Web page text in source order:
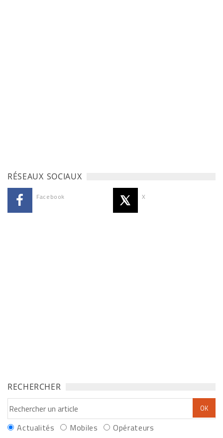
RÉSEAUX SOCIAUX
Facebook X
RECHERCHER
Actualités Mobiles Opérateurs